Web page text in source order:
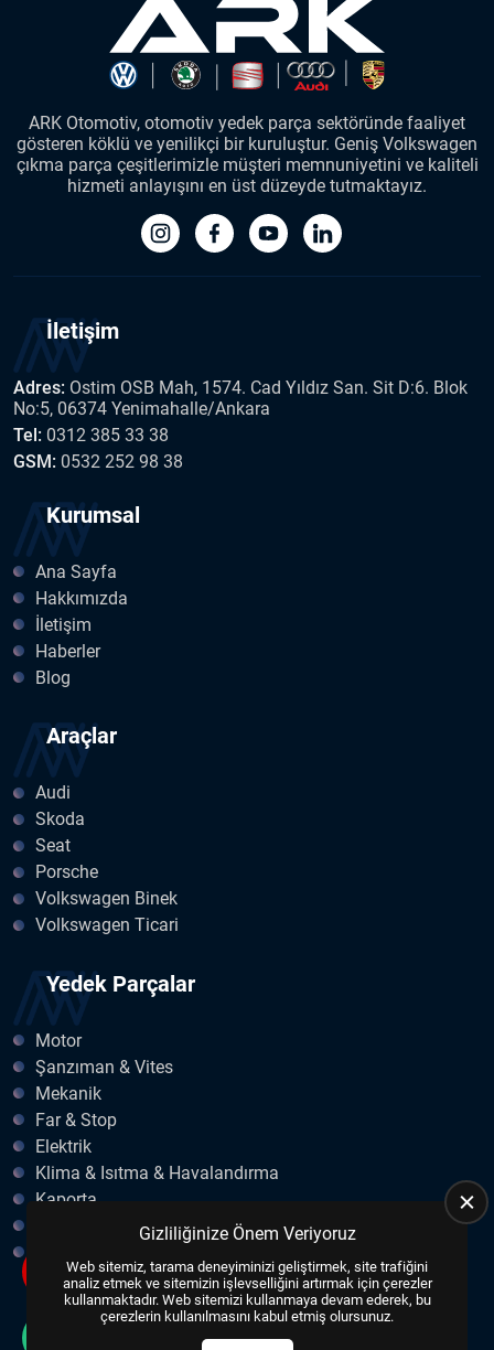
ARK Otomotiv, otomotiv yedek parça sektöründe faaliyet
gösteren köklü ve yenilikçi bir kuruluştur. Geniş Volkswagen
çıkma parça çeşitlerimizle müşteri memnuniyetini ve kaliteli
hizmeti anlayışını en üst düzeyde tutmaktayız.
İletişim
Adres: Ostim OSB Mah, 1574. Cad Yıldız San. Sit D:6. Blok
No:5, 06374 Yenimahalle/Ankara
Tel: 0312 385 33 38
GSM: 0532 252 98 38
Kurumsal
Ana Sayfa
Hakkımızda
İletişim
Haberler
Blog
Araçlar
Audi
Skoda
Seat
Porsche
Volkswagen Binek
Volkswagen Ticari
Yedek Parçalar
Motor
Şanzıman & Vites
Mekanik
Far & Stop
Elektrik
Klima & Isıtma & Havalandırma
Kaporta
Copyright © 2023, All Right Reserved
Gizliliğinize Önem Veriyoruz
Web sitemiz, tarama deneyiminizi geliştirmek, site trafiğini
analiz etmek ve sitemizin işlevselliğini artırmak için çerezler
kullanmaktadır. Web sitemizi kullanmaya devam ederek, bu
çerezlerin kullanılmasını kabul etmiş olursunuz.